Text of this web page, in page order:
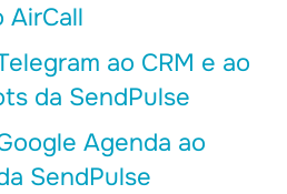
AirCall
ao CRM e ao
da SendPulse
Agenda ao
SendPulse